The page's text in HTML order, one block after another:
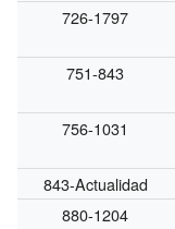
726-1797
751-843
756-1031
843-Actualidad
880-1204